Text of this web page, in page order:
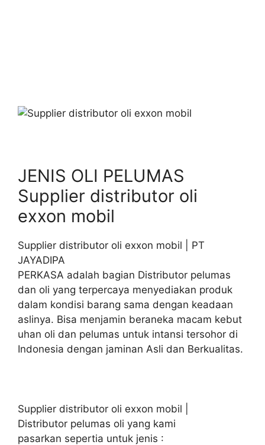
JENIS OLI PELUMAS
Supplier distributor oli
exxon mobil
Supplier distributor oli exxon mobil | PT
JAYADIPA
PERKASA adalah bagian Distributor pelumas
dan oli yang terpercaya menyediakan produk
dalam kondisi barang sama dengan keadaan
aslinya. Bisa menjamin beraneka macam kebut
uhan oli dan pelumas untuk intansi tersohor di
Indonesia dengan jaminan Asli dan Berkualitas.
Supplier distributor oli exxon mobil |
Distributor pelumas oli yang kami
pasarkan sepertia untuk jenis :